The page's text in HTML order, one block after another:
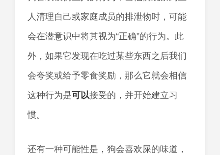
人清理自己或家庭成员的排泄物时，可能
会在潜意识中将其视为“正确”的行为。此
外，如果它发现在吃过某些东西之后我们
会夸奖或给予零食奖励，那么它就会相信
这种行为是可以接受的，并开始建立习
惯。
还有一种可能性是，狗会喜欢屎的味道，